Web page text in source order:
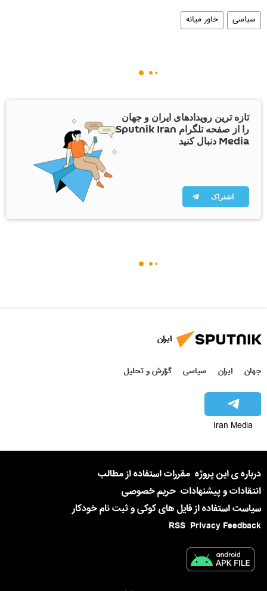
سیاسی خاور میانه
تازه ترین رویدادهای ایران و جهان
را از صفحه تلگرام Sputnik Iran
Media دنبال کنید
اشتراک
ایران
جهان ایران سیاسی گزارش و تحلیل
Iran Media
درباره ی این پروژه مقررات استفاده از مطالب
انتقادات و پیشنهادات حریم خصوصی
سیاست استفاده از فایل های کوکی و ثبت نام خودکار
Privacy Feedback
RSS